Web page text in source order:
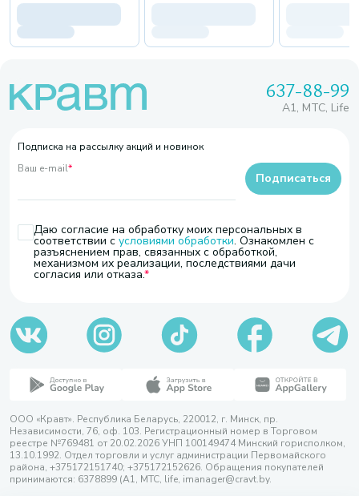
637-88-99
A1, МТС, Life
Подписка на рассылку акций и новинок
Ваш e-mail*
Даю согласие на обработку моих персональных в
соответствии с условиями обработки. Ознакомлен с
разъяснением прав, связанных с обработкой,
механизмом их реализации, последствиями дачи
согласия или отказа.
Подписаться
ООО «Кравт». Республика Беларусь, 220012, г. Минск, пр.
Независимости, 76, оф. 103. Регистрационный номер в Торговом
реестре №769481 от 20.02.2026 УНП 100149474 Минский горисполком,
13.10.1992. Отдел торговли и услуг администрации Первомайского
района, +375172151740; +375172152626. Обращения покупателей
принимаются: 6378899 (А1, МТС, life, imanager@cravt.by.